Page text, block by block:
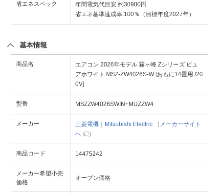
省エネスペック
年間電気代目安:約30900円
省エネ基準達成率:100％（目標年度2027年）
基本情報
商品名
エアコン 2026年モデル 霧ヶ峰 Zシリーズ ピュ
アホワイト MSZ-ZW4026S-W [おもに14畳用 /20
0V]
型番 MSZZW4026SWIN+MUZZW4
メーカー 三菱電機｜Mitsubishi Electric （ メーカーサイト
へ
）
商品コード 14475242
メーカー希望小売
価格
オープン価格